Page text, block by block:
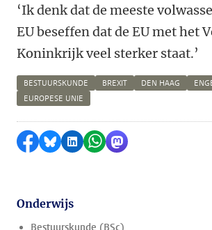
‘Ik denk dat de meeste
EU beseffen dat de EU met het
Koninkrijk veel sterker staat.’
BESTUURSKUNDE BREXIT DEN HAAG
EUROPESE UNIE
Delen op Facebook
Delen via Bluesky
Delen op LinkedIn
Delen via WhatsApp
Delen via
Onderwijs